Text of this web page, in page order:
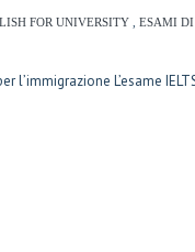
FOR UNIVERSITY ESAMI
l’immigrazione L’esame